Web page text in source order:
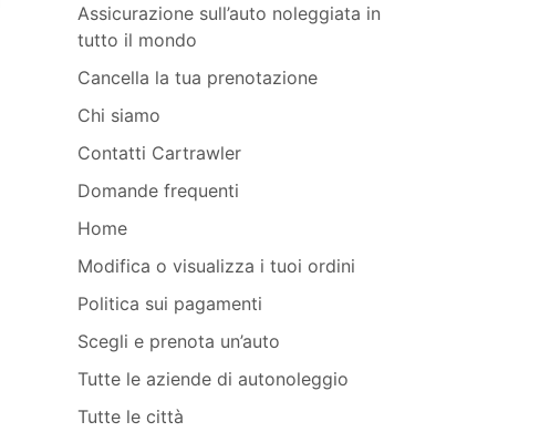
Assicurazione sull’auto noleggiata in
tutto il mondo
Cancella la tua prenotazione
Chi siamo
Contatti Cartrawler
Domande frequenti
Home
Modifica o visualizza i tuoi ordini
Politica sui pagamenti
Scegli e prenota un’auto
Tutte le aziende di autonoleggio
Tutte le città